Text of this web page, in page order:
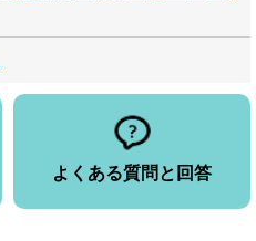
よくある質問と回答